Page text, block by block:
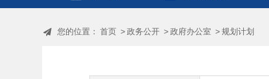
您的位置： 首页 >政务公开 >政府办公室 >规划计划